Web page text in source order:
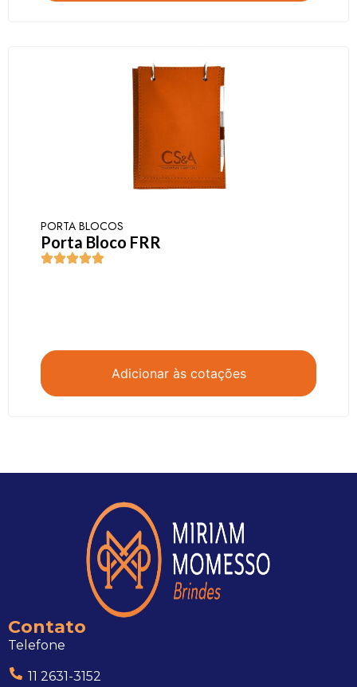
PORTA BLOCOS
Porta Bloco FRR
Adicionar às cotações
Contato
Telefone
11 2631-3152